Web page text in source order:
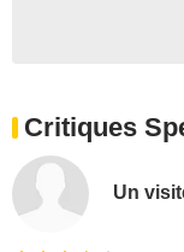
Critiques
Un